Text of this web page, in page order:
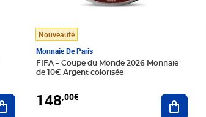
Ajouter au panier
Nouveauté
Monnaie De Paris
FIFA – Coupe du Monde 2026 Monnaie
de 10€ Argent colorisée
148,00€